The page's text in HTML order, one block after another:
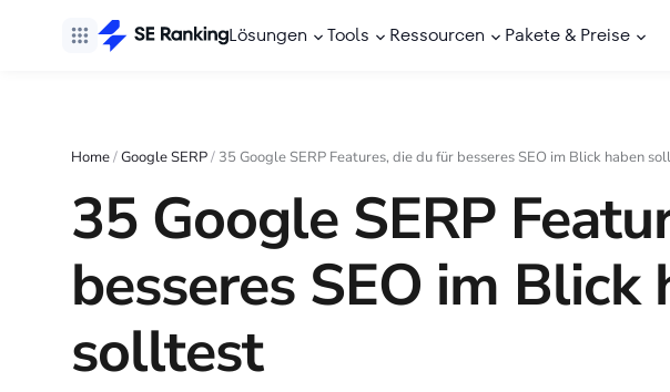
Lösungen Tools Ressourcen Pakete & Preise
Home/Google SERP/ 35 Google SERP Features, die du für besseres SEO im Blick haben
35 Google SERP
besseres SEO im Blick
solltest